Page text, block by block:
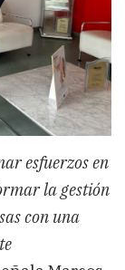
esfuerzos en
la gestión
con una